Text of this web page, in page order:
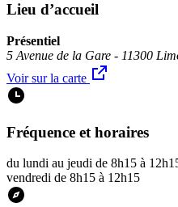
Lieu d’accueil
Présentiel
5 Avenue de la Gare - 11300
Voir sur la carte
Fréquence et horaires
du lundi au jeudi de 8h15 à
vendredi de 8h15 à 12h15